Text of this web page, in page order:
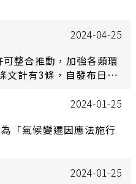
2024-04-25
整合推動，加強各類環
文計有3條，自發布日施
2024-01-25
「氣候變遷因應法施行
2024-01-25